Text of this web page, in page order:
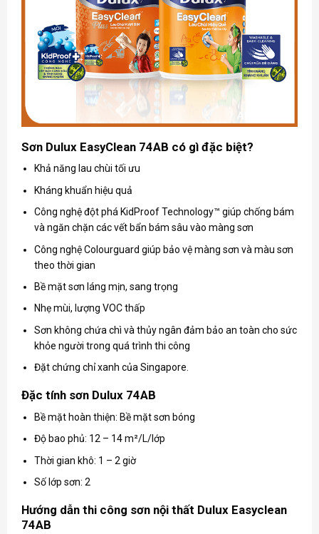
Sơn Dulux EasyClean 74AB có gì đặc biệt?
Khả năng lau chùi tối ưu
Kháng khuẩn hiệu quả
Công nghệ đột phá KidProof Technology™ giúp chống bám
và ngăn chặn các vết bẩn bám sâu vào màng sơn
Công nghệ Colourguard giúp bảo vệ màng sơn và màu sơn
theo thời gian
Bề mặt sơn láng mịn, sang trọng
Nhẹ mùi, lượng VOC thấp
Sơn không chứa chì và thủy ngân đảm bảo an toàn cho sức
khỏe người trong quá trình thi công
Đặt chứng chỉ xanh của Singapore.
Đặc tính sơn Dulux 74AB
Bề mặt hoàn thiện: Bề mặt sơn bóng
Độ bao phủ: 12 – 14 m²/L/lớp
Thời gian khô: 1 – 2 giờ
Số lớp sơn: 2
Hướng dẫn thi công sơn nội thất Dulux Easyclean
74AB